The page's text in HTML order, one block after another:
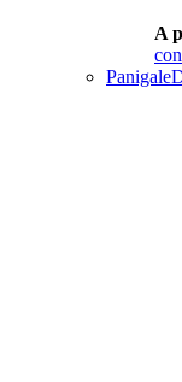
A
Panigale